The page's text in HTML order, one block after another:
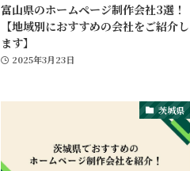
富山県のホームページ制作会社3選！
【地域別におすすめの会社をご紹介し
ます】
2025年3月23日
茨城県